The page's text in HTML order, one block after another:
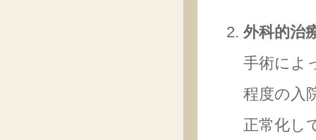
外科的治
手術によ
程度の入
正常化し